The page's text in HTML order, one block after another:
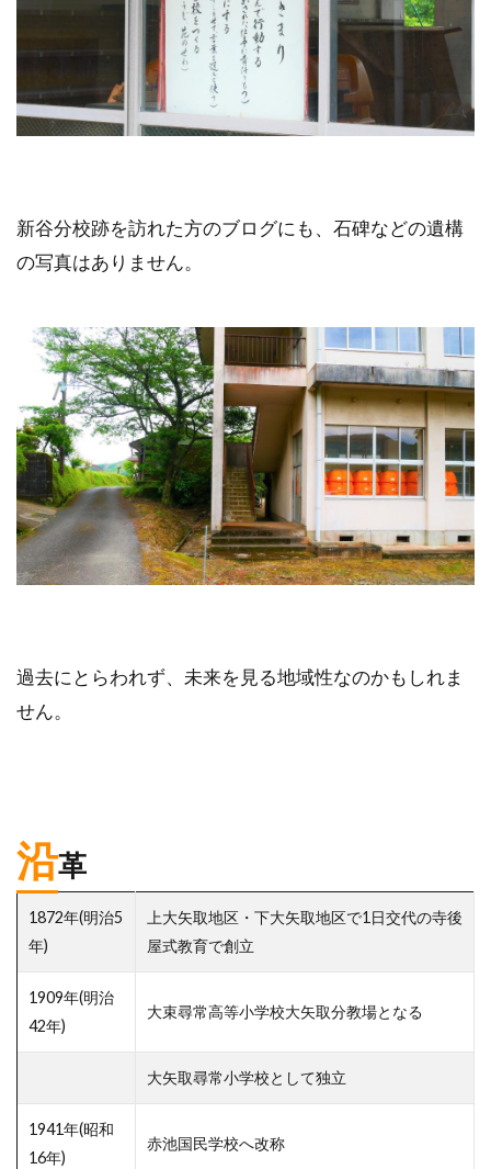
新谷分校跡を訪れた方のブログにも、石碑などの遺構
の写真はありません。
過去にとらわれず、未来を見る地域性なのかもしれま
せん。
沿革
1872年(明治5
年)
上大矢取地区・下大矢取地区で1日交代の寺後
屋式教育で創立
1909年(明治
42年)
大束尋常高等小学校大矢取分教場となる
大矢取尋常小学校として独立
1941年(昭和
16年)
赤池国民学校へ改称